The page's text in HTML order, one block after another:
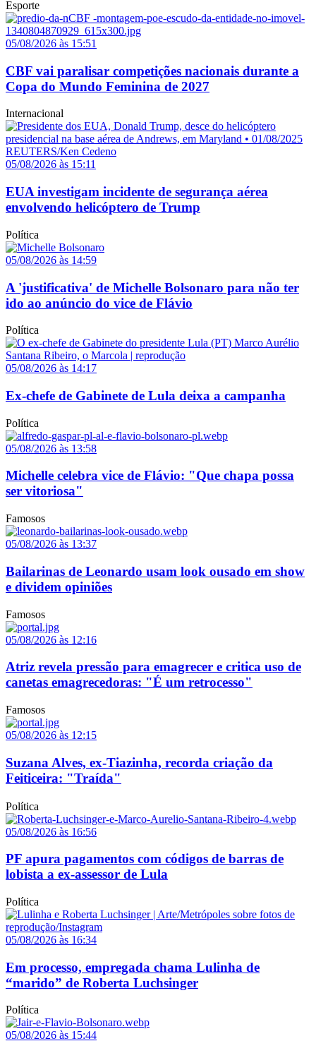
Esporte
05/08/2026 às 15:51
CBF vai paralisar competições nacionais durante a
Copa do Mundo Feminina de 2027
Internacional
05/08/2026 às 15:11
EUA investigam incidente de segurança aérea
envolvendo helicóptero de Trump
Política
05/08/2026 às 14:59
A 'justificativa' de Michelle Bolsonaro para não ter
ido ao anúncio do vice de Flávio
Política
05/08/2026 às 14:17
Ex-chefe de Gabinete de Lula deixa a campanha
Política
05/08/2026 às 13:58
Michelle celebra vice de Flávio: "Que chapa possa
ser vitoriosa"
Famosos
05/08/2026 às 13:37
Bailarinas de Leonardo usam look ousado em show
e dividem opiniões
Famosos
05/08/2026 às 12:16
Atriz revela pressão para emagrecer e critica uso de
canetas emagrecedoras: "É um retrocesso"
Famosos
05/08/2026 às 12:15
Suzana Alves, ex-Tiazinha, recorda criação da
Feiticeira: "Traída"
Política
05/08/2026 às 16:56
PF apura pagamentos com códigos de barras de
lobista a ex-assessor de Lula
Política
05/08/2026 às 16:34
Em processo, empregada chama Lulinha de
“marido” de Roberta Luchsinger
Política
05/08/2026 às 15:44